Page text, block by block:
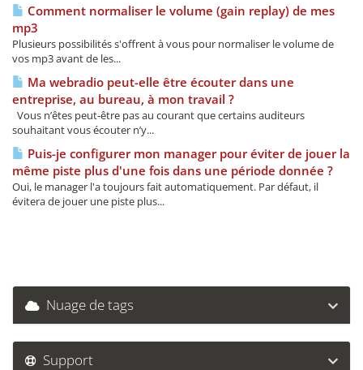
Comment normaliser le volume (gain replay) de mes
mp3
Plusieurs possibilités s'offrent à vous pour normaliser le volume de
vos mp3 avant de les...
Ma webradio peut-elle être écouter dans une
entreprise, au bureau, à mon travail ?
Vous n’êtes peut-être pas au courant que certains auditeurs
souhaitant vous écouter n’y...
Puis-je configurer mon manager pour éviter de jouer la
même piste plus d'une fois dans une période donnée ?
Oui, le manager l'a toujours fait automatiquement. Par défaut, il
évitera de jouer une piste plus...
Nuage de tags
Support